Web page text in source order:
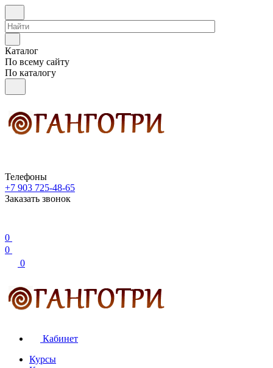
Каталог
По всему сайту
По каталогу
Телефоны
+7 903 725-48-65
Заказать звонок
0
0
0
Кабинет
Курсы